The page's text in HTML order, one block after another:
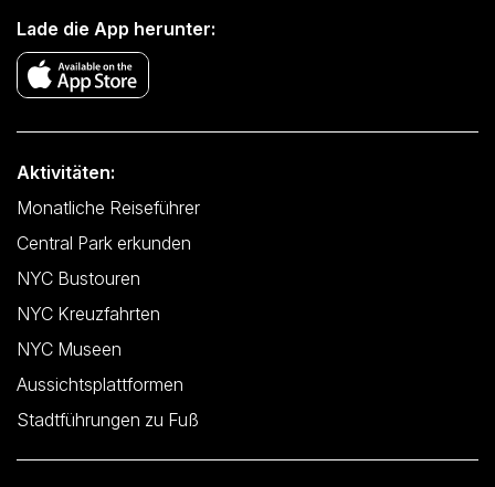
Lade die App herunter:
Aktivitäten:
Monatliche Reiseführer
Central Park erkunden
NYC Bustouren
NYC Kreuzfahrten
NYC Museen
Aussichtsplattformen
Stadtführungen zu Fuß